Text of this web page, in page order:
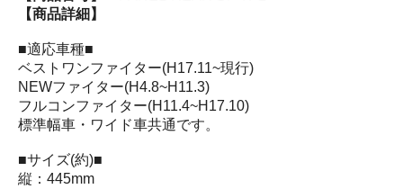
【商品詳細】
■適応車種■
ベストワンファイター(H17.11~現行)
NEWファイター(H4.8~H11.3)
フルコンファイター(H11.4~H17.10)
標準幅車・ワイド車共通です。
■サイズ(約)■
縦：445mm